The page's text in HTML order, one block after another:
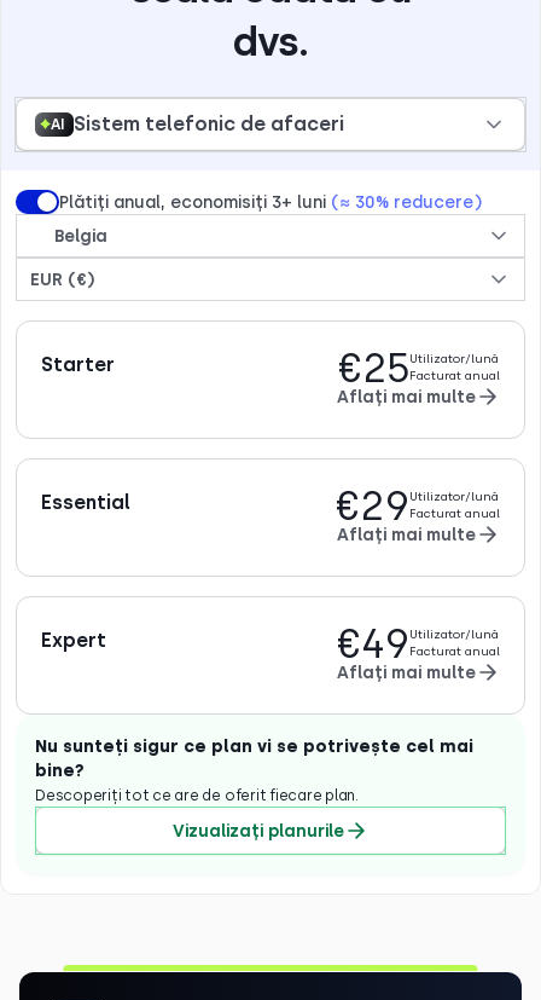
dvs.
AI Sistem telefonic de afaceri
Plătiți anual, economisiți 3+ luni (≈ 30% reducere)
Belgia
EUR (€)
Starter €25Utilizator/lună
Facturat anual
Aflați mai multe
Essential €29 Utilizator/lună
Facturat anual
Aflați mai multe
Expert €49 Utilizator/lună
Facturat anual
Aflați mai multe
Nu sunteți sigur ce plan vi se potrivește cel mai
bine?
Descoperiți tot ce are de oferit fiecare plan.
Vizualizați planurile